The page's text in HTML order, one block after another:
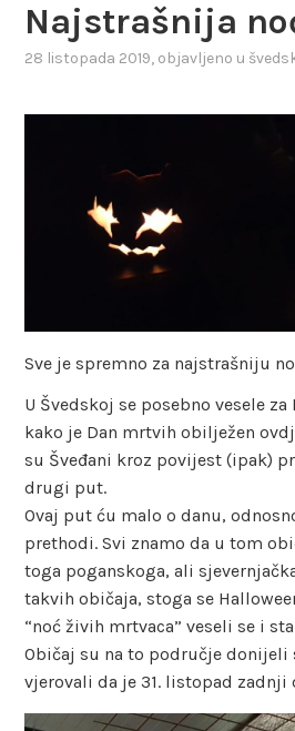
Najstrašnija
28 listopada 2019, objavljeno u
Sve je spremno za najstrašniju
U Švedskoj se posebno vesele za
kako je Dan mrtvih obilježen
su Šveđani kroz povijest (ipak)
drugi put.
Ovaj put ću malo o danu,
prethodi. Svi znamo da u tom
toga poganskoga, ali
takvih običaja, stoga se
“noć živih mrtvaca” veseli se i
Običaj su na to područje
vjerovali da je 31. listopad zadnji